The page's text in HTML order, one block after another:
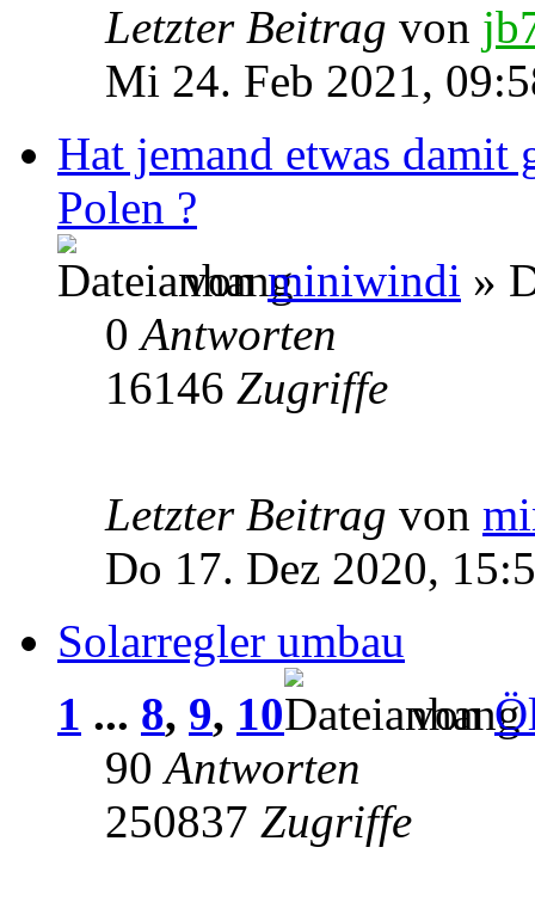
Letzter Beitrag von
Mi 24. Feb 2021,
Hat jemand etwas
Polen ?
vonminiwindi »
0Antworten
16146 Zugriffe
Letzter Beitrag von
Do 17. Dez 2020,
Solarregler umbau
1 ... 8, 9, 10 von
90Antworten
250837 Zugriffe